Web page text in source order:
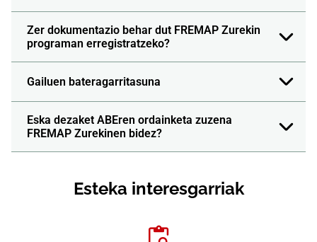
Zer dokumentazio behar dut FREMAP Zurekin
programan erregistratzeko?
Gailuen bateragarritasuna
Eska dezaket ABEren ordainketa zuzena
FREMAP Zurekinen bidez?
Esteka interesgarriak